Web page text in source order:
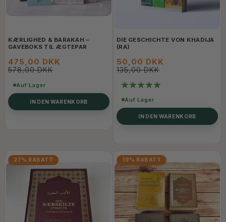
KÆRLIGHED & BARAKAH –
GAVEBOKS TIL ÆGTEPAR
475,00 DKK
578,00 DKK
Auf Lager
IN DEN WARENKORB
DIE GESCHICHTE VON KHADIJA
(RA)
50,00 DKK
135,00 DKK
Auf Lager
IN DEN WARENKORB
27% RABATT 19% RABATT